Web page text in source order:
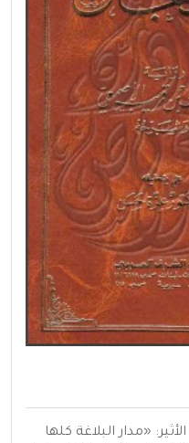
«مدار البلاغة كلها